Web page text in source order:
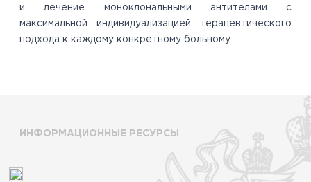
и лечение моноклональными антителами с
максимальной индивидуализацией терапевтического
подхода к каждому конкретному больному.
ИНФОРМАЦИОННЫЕ РЕСУРСЫ